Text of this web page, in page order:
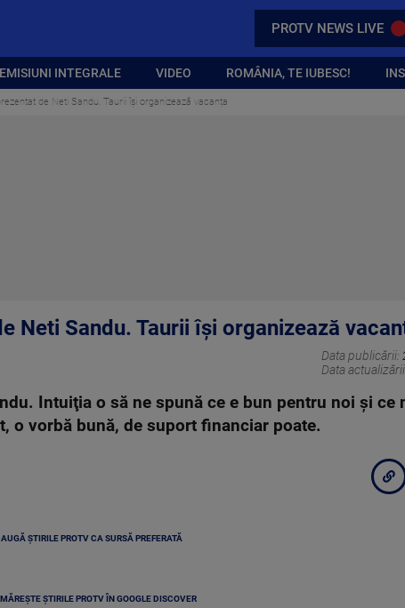
PROTV NEWS LIVE
EMISIUNI INTEGRALE VIDEO ROMÂNIA, TE IUBESC!
de Neti Sandu. Taurii își organizează vacanța
Neti Sandu. Taurii își organizează
Data publicării:
Data actualizării:
Intuiţia o să ne spună ce e bun pentru noi şi ce
o vorbă bună, de suport financiar poate.
ȘTIRILE PROTV CA SURSĂ PREFERATĂ
ȘTIRILE PROTV ÎN GOOGLE DISCOVER